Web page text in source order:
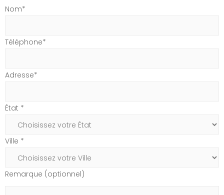
Nom*
Téléphone*
Adresse*
État *
Ville *
Remarque (optionnel)